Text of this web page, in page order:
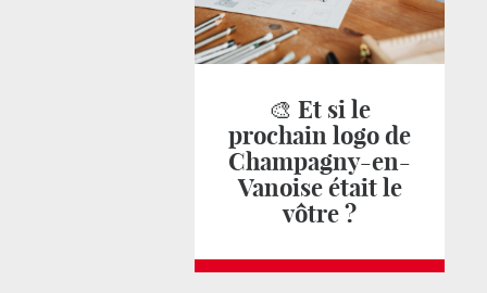
🎨 Et si le
prochain logo de
Champagny-en-
Vanoise était le
vôtre ?